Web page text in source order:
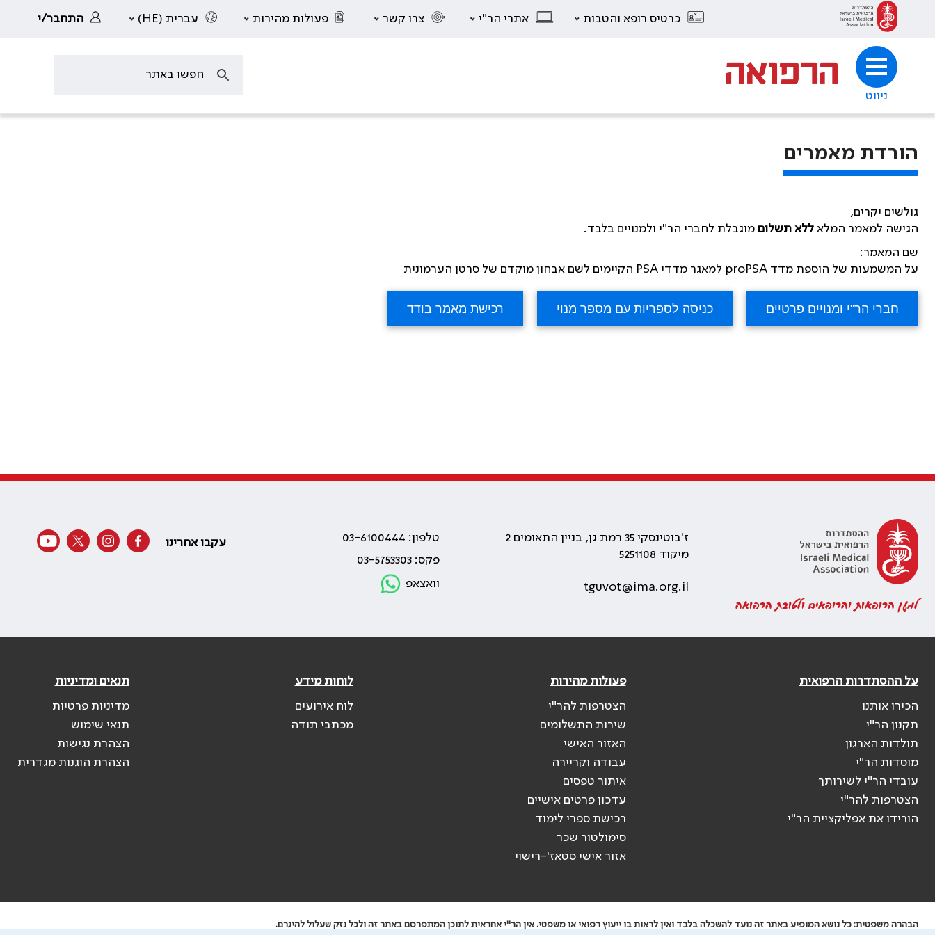
כרטיס רופא והטבות אתרי הר"י צרו קשר פעולות מהירות עברית (HE) התחבר/י
ניווט
הורדת מאמרים
גולשים יקרים,
הגישה למאמר המלאללא תשלום מוגבלת לחברי הר"י ולמנויים בלבד.
שם המאמר:
על המשמעות של הוספת מדד proPSA למאגר מדדי PSA הקיימים לשם אבחון מוקדם של סרטן הערמונית
למען הרופאות והרופאים ולטובת הרפואה
ז'בוטינסקי 35 רמת גן, בניין התאומים 2
מיקוד 5251108
tguvot@ima.org.il
טלפון: 03-6100444
פקס: 03-5753303
וואצאפ
עקבו אחרינו
על ההסתדרות הרפואית
הכירו אותנו
תקנון הר"י
תולדות הארגון
מוסדות הר"י
עובדי הר"י לשירותך
הצטרפות להר"י
הורידו את אפליקציית הר"י
פעולות מהירות
הצטרפות להר"י
שירות התשלומים
האזור האישי
עבודה וקריירה
איתור טפסים
עדכון פרטים אישיים
רכישת ספרי לימוד
סימולטור שכר
אזור אישי סטאז'-רישוי
לוחות מידע
לוח אירועים
מכתבי תודה
תנאים ומדיניות
מדיניות פרטיות
תנאי שימוש
הצהרת נגישות
הצהרת הוגנות מגדרית
הבהרה משפטית: כל נושא המופיע באתר זה נועד להשכלה בלבד ואין לראות בו ייעוץ רפואי או משפטי. אין הר"י אחראית לתוכן המתפרסם באתר זה ולכל נזק שעלול להיגרם.